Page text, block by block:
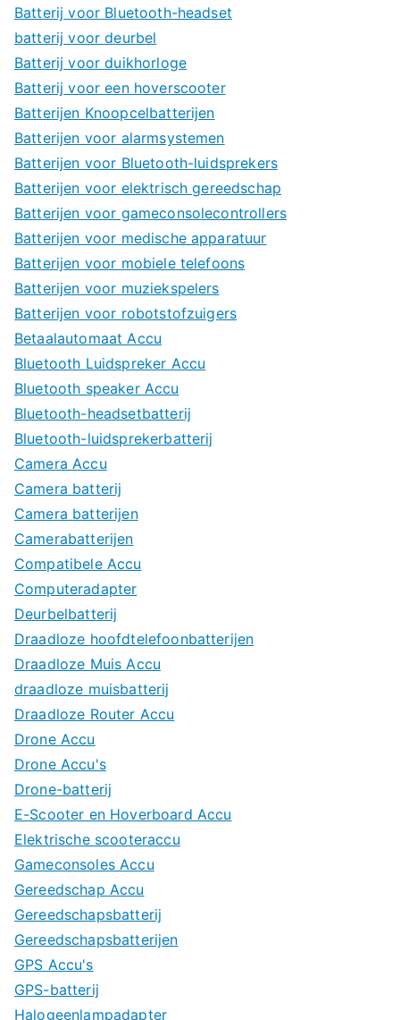
Batterij voor Bluetooth-headset
batterij voor deurbel
Batterij voor duikhorloge
Batterij voor een hoverscooter
Batterijen Knoopcelbatterijen
Batterijen voor alarmsystemen
Batterijen voor Bluetooth-luidsprekers
Batterijen voor elektrisch gereedschap
Batterijen voor gameconsolecontrollers
Batterijen voor medische apparatuur
Batterijen voor mobiele telefoons
Batterijen voor muziekspelers
Batterijen voor robotstofzuigers
Betaalautomaat Accu
Bluetooth Luidspreker Accu
Bluetooth speaker Accu
Bluetooth-headsetbatterij
Bluetooth-luidsprekerbatterij
Camera Accu
Camera batterij
Camera batterijen
Camerabatterijen
Compatibele Accu
Computeradapter
Deurbelbatterij
Draadloze hoofdtelefoonbatterijen
Draadloze Muis Accu
draadloze muisbatterij
Draadloze Router Accu
Drone Accu
Drone Accu's
Drone-batterij
E-Scooter en Hoverboard Accu
Elektrische scooteraccu
Gameconsoles Accu
Gereedschap Accu
Gereedschapsbatterij
Gereedschapsbatterijen
GPS Accu's
GPS-batterij
Halogeenlampadapter